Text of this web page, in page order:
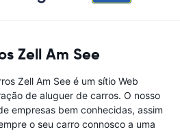
Zell Am See
Zell Am See é um sítio Web
de aluguer de carros. O nosso
empresas bem conhecidas, assim
o seu carro connosco a uma